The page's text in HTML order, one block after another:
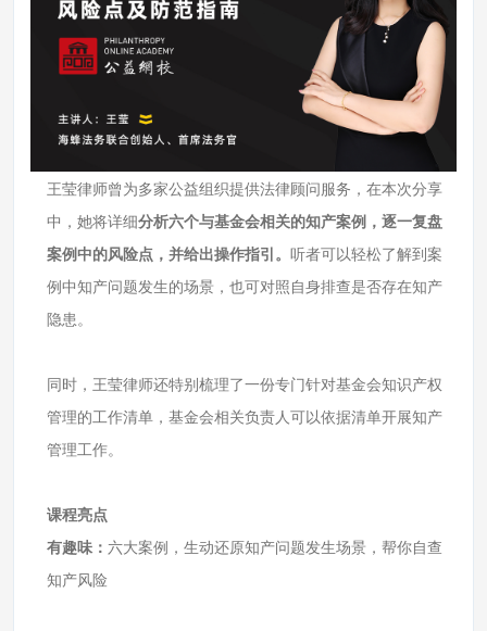
王莹律师曾为多家公益组织提供法律顾问服务，在本次分享
中，她将详细分析六个与基金会相关的知产案例，逐一复盘
案例中的风险点，并给出操作指引。 听者可以轻松了解到案
例中知产问题发生的场景，也可对照自身排查是否存在知产
隐患。
同时，王莹律师还特别梳理了一份专门针对基金会知识产权
管理的工作清单，基金会相关负责人可以依据清单开展知产
管理工作。
课程亮点
有趣味： 六大案例，生动还原知产问题发生场景，帮你自查
知产风险